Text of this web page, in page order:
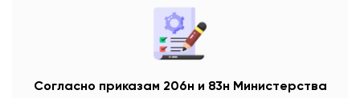
Согласно приказам 206н и 83н Министерства